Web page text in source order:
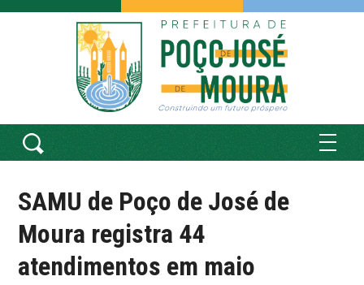
SAMU de Poço de José de
Moura registra 44
atendimentos em maio